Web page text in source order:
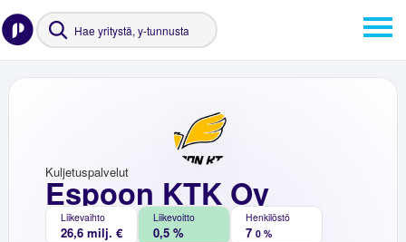
Espoon KTK Oy
Kuljetuspalvelut
Liikevaihto
26,6 milj. €
Liikevoitto
0,5 %
Henkilöstö
7 0 %